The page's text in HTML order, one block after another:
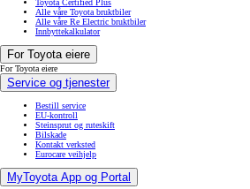
Toyota Certified Plus
Alle våre Toyota bruktbiler
Alle våre Re Electric bruktbiler
Innbyttekalkulator
For Toyota eiere
For Toyota eiere
Service og tjenester
Bestill service
EU-kontroll
Steinsprut og ruteskift
Bilskade
Kontakt verksted
Eurocare veihjelp
MyToyota App og Portal